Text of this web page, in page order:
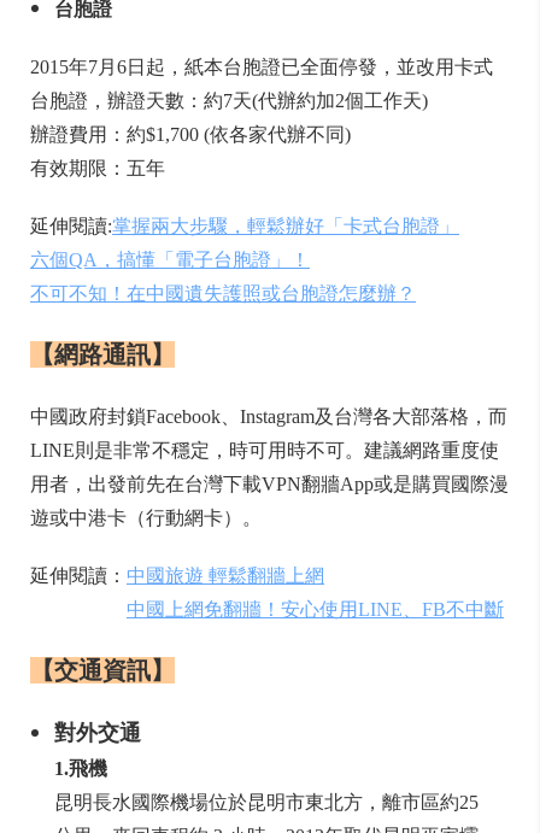
台胞證
2015年7月6日起，紙本台胞證已全面停發，並改用卡式
台胞證，辦證天數：約7天(代辦約加2個工作天)
辦證費用：約$1,700 (依各家代辦不同)
有效期限：五年
延伸閱讀:掌握兩大步驟，輕鬆辦好「卡式台胞證」
六個QA，搞懂「電子台胞證」！
不可不知！在中國遺失護照或台胞證怎麼辦？
【網路通訊】
中國政府封鎖Facebook、Instagram及台灣各大部落格，而
LINE則是非常不穩定，時可用時不可。建議網路重度使
用者，出發前先在台灣下載VPN翻牆App或是購買國際漫
遊或中港卡（行動網卡）。
延伸閱讀： 中國旅遊 輕鬆翻牆上網
中國上網免翻牆！安心使用LINE、FB不中斷
【交通資訊】
對外交通
1.飛機
昆明長水國際機場位於昆明市東北方，離市區約25